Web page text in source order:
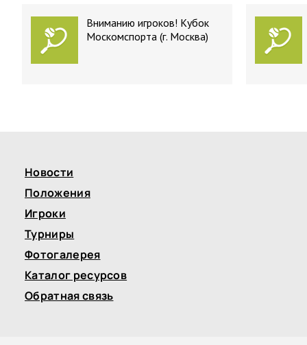
Вниманию игроков! Кубок
Москомспорта (г. Москва)
Новости
Положения
Игроки
Турниры
Фотогалерея
Каталог ресурсов
Обратная связь